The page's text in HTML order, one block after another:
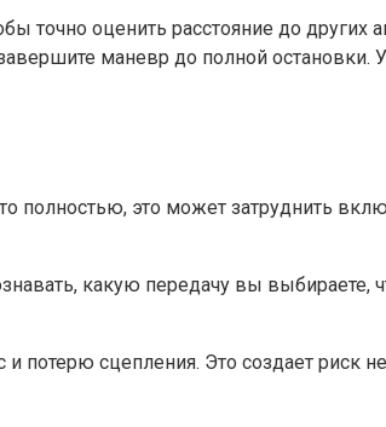
точно оценить расстояние до других
маневр до полной остановки.
полностью, это может затруднить
какую передачу вы выбираете,
сцепления. Это создает риск